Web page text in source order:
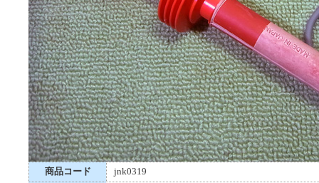
商品コード
jnk0319